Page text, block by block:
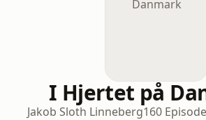
I Hjertet på
Jakob Sloth Linneberg160